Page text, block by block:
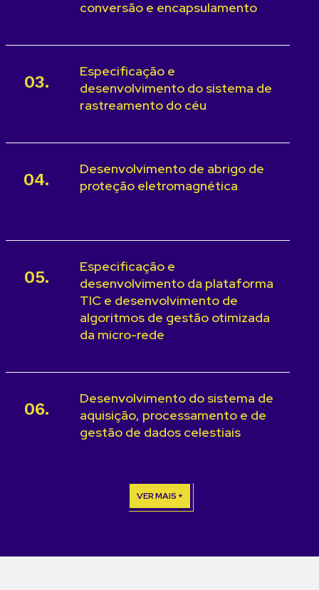
conversão e encapsulamento
03.
Especificação e
desenvolvimento do sistema de
rastreamento do céu
04.
Desenvolvimento de abrigo de
proteção eletromagnética
05.
Especificação e
desenvolvimento da plataforma
TIC e desenvolvimento de
algoritmos de gestão otimizada
da micro-rede
06.
Desenvolvimento do sistema de
aquisição, processamento e de
gestão de dados celestiais
VER MAIS +